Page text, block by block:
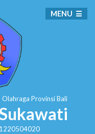
Olahraga Provinsi Bali
MENU